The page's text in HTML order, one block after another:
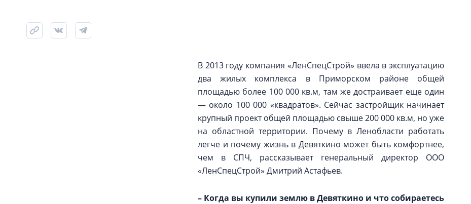
В 2013 году компания «ЛенСпецСтрой» ввела в эксплуатацию
два жилых комплекса в Приморском районе общей
площадью более 100 000 кв.м, там же достраивает еще один
— около 100 000 «квадратов». Сейчас застройщик начинает
крупный проект общей площадью свыше 200 000 кв.м, но уже
на областной территории. Почему в Ленобласти работать
легче и почему жизнь в Девяткино может быть комфортнее,
чем в СПЧ, рассказывает генеральный директор ООО
«ЛенСпецСтрой» Дмитрий Астафьев.
– Когда вы купили землю в Девяткино и что собираетесь